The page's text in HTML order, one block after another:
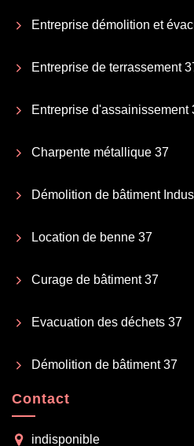
Entreprise démolition et
Entreprise de terrassement
Entreprise d'assainissement
Charpente métallique 37
Démolition de bâtiment
Location de benne 37
Curage de bâtiment 37
Evacuation des déchets 37
Démolition de bâtiment 37
Contact
indisponible